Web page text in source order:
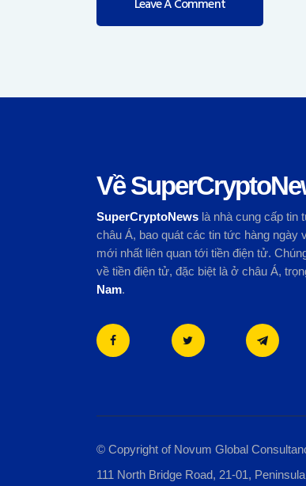
Về
SuperCryptoNews là nhà cung cấp tin
châu Á, bao quát các tin tức hàng ngày
mới nhất liên quan tới tiền điện tử.
về tiền điện tử, đặc biệt là ở châu Á,
Nam.
© Copyright of Novum Global
111 North Bridge Road, 21-01,